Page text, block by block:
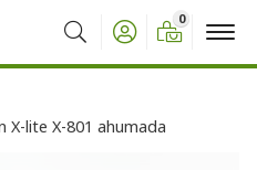
Buscar
0
X-lite X-801 ahumada